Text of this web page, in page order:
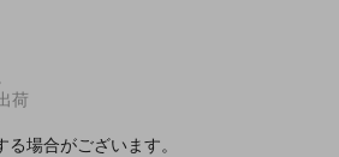
荷
場合がございます。